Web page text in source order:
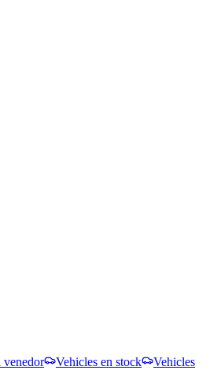
venedor Vehicles en stock
Vehicles